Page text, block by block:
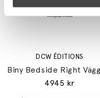
DCW ÉDITIONS
4945 kr